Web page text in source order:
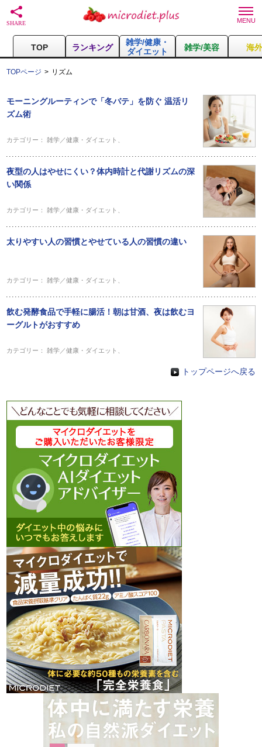
TOP ランキング
雑学/健康・
ダイエット
雑学/美容 海
TOPページ リズム
モーニングルーティンで「冬バテ」を防ぐ 温活リ
ズム術
カテゴリー：雑学／健康・ダイエット
夜型の人はやせにくい？体内時計と代謝リズムの深
い関係
カテゴリー：雑学／健康・ダイエット
太りやすい人の習慣とやせている人の習慣の違い
カテゴリー：雑学／健康・ダイエット
飲む発酵食品で手軽に腸活！朝は甘酒、夜は飲むヨ
ーグルトがおすすめ
カテゴリー：雑学／健康・ダイエット
トップページへ戻る